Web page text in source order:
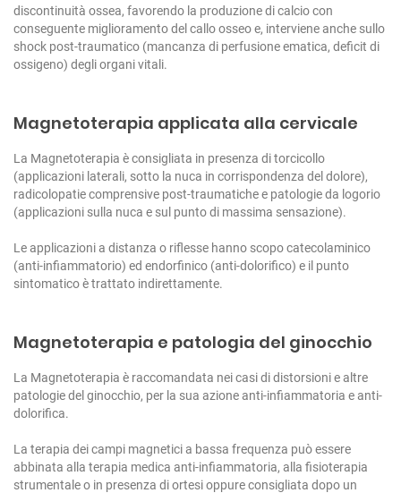
discontinuità ossea, favorendo la produzione di calcio con
conseguente miglioramento del callo osseo e, interviene anche sullo
shock post-traumatico (mancanza di perfusione ematica, deficit di
ossigeno) degli organi vitali.
Magnetoterapia applicata alla cervicale
La Magnetoterapia è consigliata in presenza di torcicollo
(applicazioni laterali, sotto la nuca in corrispondenza del dolore),
radicolopatie comprensive post-traumatiche e patologie da logorio
(applicazioni sulla nuca e sul punto di massima sensazione).
Le applicazioni a distanza o riflesse hanno scopo catecolaminico
(anti-infiammatorio) ed endorfinico (anti-dolorifico) e il punto
sintomatico è trattato indirettamente.
Magnetoterapia e patologia del ginocchio
La Magnetoterapia è raccomandata nei casi di distorsioni e altre
patologie del ginocchio, per la sua azione anti-infiammatoria e anti-
dolorifica.
La terapia dei campi magnetici a bassa frequenza può essere
abbinata alla terapia medica anti-infiammatoria, alla fisioterapia
strumentale o in presenza di ortesi oppure consigliata dopo un